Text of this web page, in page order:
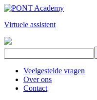
Virtuele assistent
Veelgestelde vragen
Over ons
Contact